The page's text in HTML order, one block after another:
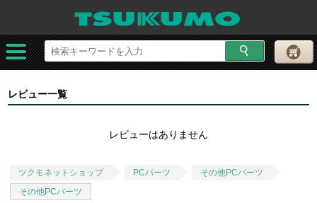
レビュー一覧
レビューはありません
ツクモネットショップ PCパーツ
その他PCパーツ
その他PCパーツ